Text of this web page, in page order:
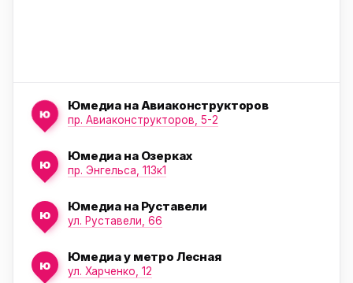
ю
Юмедиа на Авиаконструкторов
пр. Авиаконструкторов, 5-2
ю
Юмедиа на Озерках
пр. Энгельса, 113к1
ю
Юмедиа на Руставели
ул. Руставели, 66
ю
Юмедиа у метро Лесная
ул. Харченко, 12